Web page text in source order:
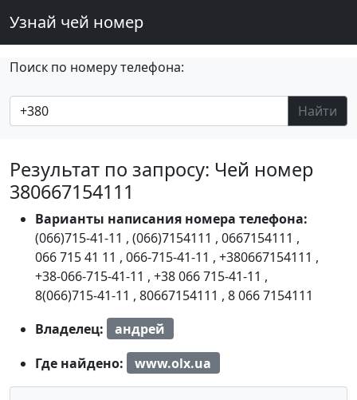
Узнай чей номер
Поиск по номеру телефона:
Найти
Результат по запросу: Чей номер
380667154111
Варианты написания номера телефона:
(066)715-41-11 , (066)7154111 , 0667154111 ,
066 715 41 11 , 066-715-41-11 , +380667154111 ,
+38-066-715-41-11 , +38 066 715-41-11 ,
8(066)715-41-11 , 80667154111 , 8 066 7154111
Владелец:
андрей
Где найдено:
www.olx.ua